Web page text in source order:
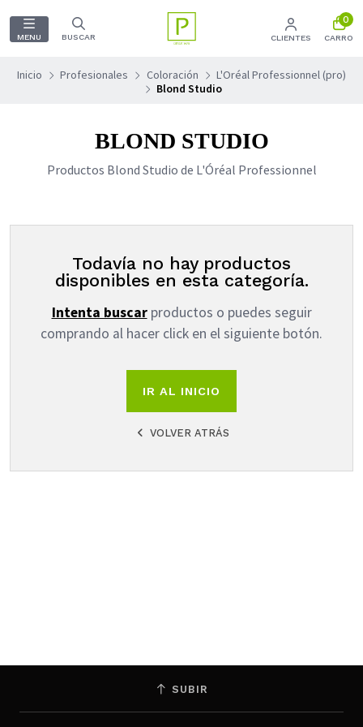
MENU BUSCAR CLIENTES
0
CARRO
Inicio Profesionales Coloración
L'Oréal Professionnel (pro)
Blond Studio
BLOND STUDIO
Productos Blond Studio de L'Óréal Professionnel
Todavía no hay productos
disponibles en esta categoría.
Intenta buscarproductos o puedes seguir
comprando al hacer click en el siguiente botón.
IR AL INICIO
VOLVER ATRÁS
SUBIR